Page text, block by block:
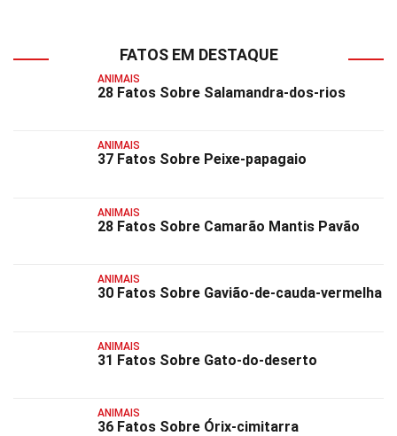
FATOS EM DESTAQUE
ANIMAIS
28 Fatos Sobre Salamandra-dos-rios
ANIMAIS
37 Fatos Sobre Peixe-papagaio
ANIMAIS
28 Fatos Sobre Camarão Mantis Pavão
ANIMAIS
30 Fatos Sobre Gavião-de-cauda-vermelha
ANIMAIS
31 Fatos Sobre Gato-do-deserto
ANIMAIS
36 Fatos Sobre Órix-cimitarra